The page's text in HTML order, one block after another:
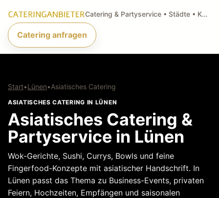
Catering & Partyservice • Städte • Küchenarten • Anfragen
Catering anfragen
Start•Lünen•Asiatisches Catering
ASIATISCHES CATERING IN LÜNEN
Asiatisches Catering &
Partyservice in Lünen
Wok-Gerichte, Sushi, Currys, Bowls und feine
Fingerfood-Konzepte mit asiatischer Handschrift. In
Lünen passt das Thema zu Business-Events, privaten
Feiern, Hochzeiten, Empfängen und saisonalen